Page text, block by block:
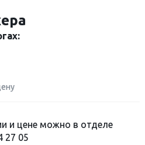
и цене можно в отделе
27 05